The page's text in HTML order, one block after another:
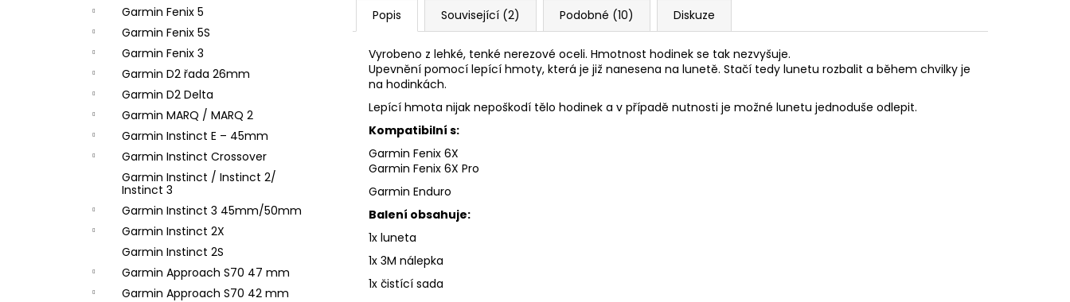
Garmin Fenix 5
Garmin Fenix 5S
Garmin Fenix 3
Garmin D2 řada 26mm
Garmin D2 Delta
Garmin MARQ / MARQ 2
Garmin Instinct E – 45mm
Garmin Instinct Crossover
Garmin Instinct / Instinct 2/
Instinct 3
Garmin Instinct 3 45mm/50mm
Garmin Instinct 2X
Garmin Instinct 2S
Garmin Approach S70 47 mm
Garmin Approach S70 42 mm
Popis Související (2) Podobné (10) Diskuze
Vyrobeno z lehké, tenké nerezové oceli. Hmotnost hodinek se tak nezvyšuje.
Upevnění pomocí lepící hmoty, která je již nanesena na lunetě. Stačí tedy lunetu rozbalit a během chvilky je
na hodinkách.
Lepící hmota nijak nepoškodí tělo hodinek a v případě nutnosti je možné lunetu jednoduše odlepit.
Kompatibilní s:
Garmin Fenix 6X
Garmin Fenix 6X Pro
Garmin Enduro
Balení obsahuje:
1x luneta
1x 3M nálepka
1x čistící sada